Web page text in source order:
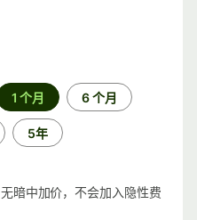
1 个月 6 个月
5年
暗中加价，不会加入隐性费